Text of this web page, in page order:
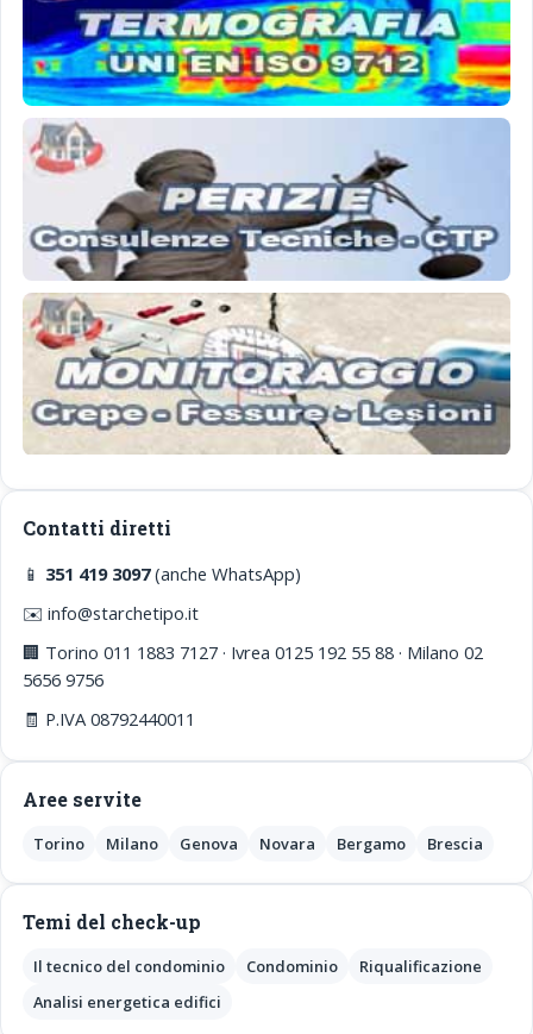
Contatti diretti
📱 351 419 3097(anche WhatsApp)
✉️ info@starchetipo.it
🏢 Torino 011 1883 7127 · Ivrea 0125 192 55 88 · Milano 02
5656 9756
🧾 P.IVA 08792440011
Aree servite
Torino Milano Genova Novara Bergamo Brescia
Temi del check-up
Il tecnico del condominio Condominio
Riqualificazione
Analisi energetica edifici